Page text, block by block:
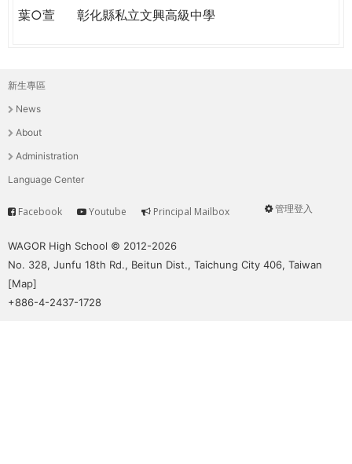
葉○萱
彰化縣私立文興高級中學
主
選
單
新生專區
News
About
Administration
Language Center
User
管理登入
Service
Facebook Youtube Principal Mailbox
WAGOR High School © 2012-2026
No. 328, Junfu 18th Rd., Beitun Dist., Taichung City 406, Taiwan
[Map]
+886-4-2437-1728